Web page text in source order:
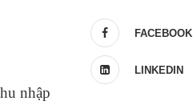
nhập
FACEBOOK
LINKEDIN